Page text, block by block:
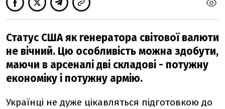
Статус США як генератора світової валюти
не вічний. Цю особливість можна здобути,
маючи в арсеналі дві складові - потужну
економіку і потужну армію.
Українці не дуже цікавляться підготовкою до